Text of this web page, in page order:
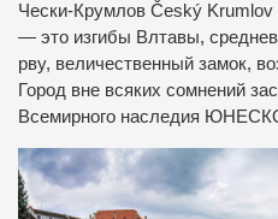
Чески-Крумлов Český
— это изгибы Влтавы,
рву, величественный замок,
Город вне всяких сомнений
Всемирного наследия